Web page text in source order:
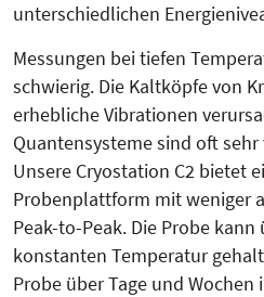
unterschiedlichen
Messungen bei tiefen
schwierig. Die Kalt­köpfe von
erhebliche Vibrationen
Quantensysteme sind oft
Unsere Cryo­sta­tion C2 bietet
Probenplattform mit weniger
Peak-to-Peak. Die Probe
konstanten Temperatur
Probe über Tage und